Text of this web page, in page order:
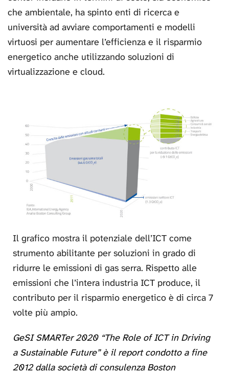
che ambientale, ha spinto enti di ricerca e
università ad avviare comportamenti e modelli
virtuosi per aumentare l’efficienza e il risparmio
energetico anche utilizzando soluzioni di
virtualizzazione e cloud.
Il grafico mostra il potenziale dell’ICT come
strumento abilitante per soluzioni in grado di
ridurre le emissioni di gas serra. Rispetto alle
emissioni che l’intera industria ICT produce, il
contributo per il risparmio energetico è di circa 7
volte più ampio.
GeSI SMARTer 2020 “The Role of ICT in Driving
a Sustainable Future” è il report condotto a fine
2012 dalla società di consulenza Boston